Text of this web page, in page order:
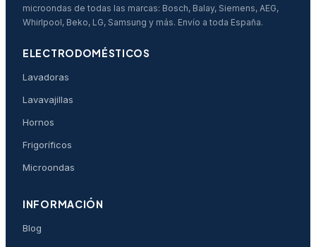
microondas de todas las marcas: Bosch, Balay, Siemens, AEG,
Whirlpool, Beko, LG, Samsung y más. Envío a toda España.
ELECTRODOMÉSTICOS
Lavadoras
Lavavajillas
Hornos
Frigoríficos
Microondas
INFORMACIÓN
Blog